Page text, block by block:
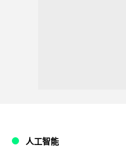
人工智能